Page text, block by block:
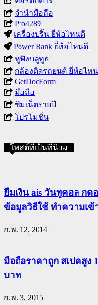
จำนำมือถือ
Pro4289
เครื่องปริ้น ยี่ห้อไหนดี
Power Bank ยี่ห้อไหนดี
หูฟังบลูทูธ
กล้องติดรถยนต์ ยี่ห้อไห
GetDocForm
มือถือ
ซิมเน็ตรายปี
โปรโมชั่น
โพสต์ที่เป็นที่นิยม
ยืมเงิน ais วันทูคอล กด
ข้อมูลวิธีใช้ ทำความเข้
ก.พ. 12, 2014
มือถือราคาถูก สเปคสูง
บาท
ก.พ. 3, 2015